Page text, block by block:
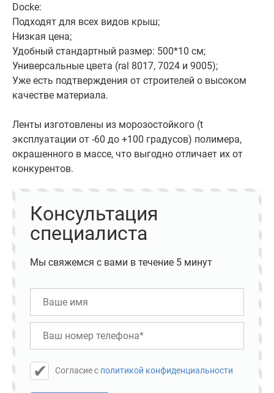
Docke:
Подходят для всех видов крыш;
Низкая цена;
Удобный стандартный размер: 500*10 см;
Универсальные цвета (ral 8017, 7024 и 9005);
Уже есть подтверждения от строителей о высоком
качестве материала.
Ленты изготовлены из морозостойкого (t
эксплуатации от -60 до +100 градусов) полимера,
окрашенного в массе, что выгодно отличает их от
конкурентов.
Консультация
специалиста
Мы свяжемся с вами в течение 5 минут
Cогласие с политикой конфиденциальности